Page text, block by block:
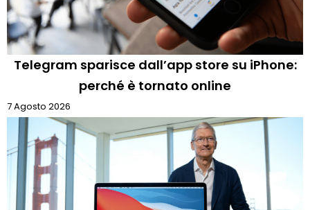
Telegram sparisce dall’app store su iPhone:
perché è tornato online
7 Agosto 2026